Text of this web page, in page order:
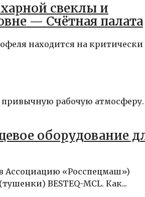
свеклы и
— Счётная палата
находится на критически
привычную рабочую атмосферу.
оборудование
«Росспецмаш»)
BESTEQ-MCL. Как...